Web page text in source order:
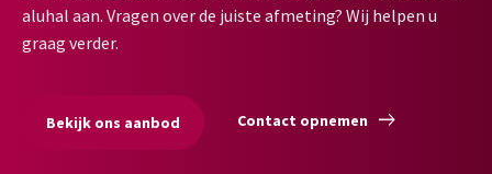
aluhal aan. Vragen over de juiste afmeting? Wij helpen u
graag verder.
Bekijk ons aanbod Contact opnemen